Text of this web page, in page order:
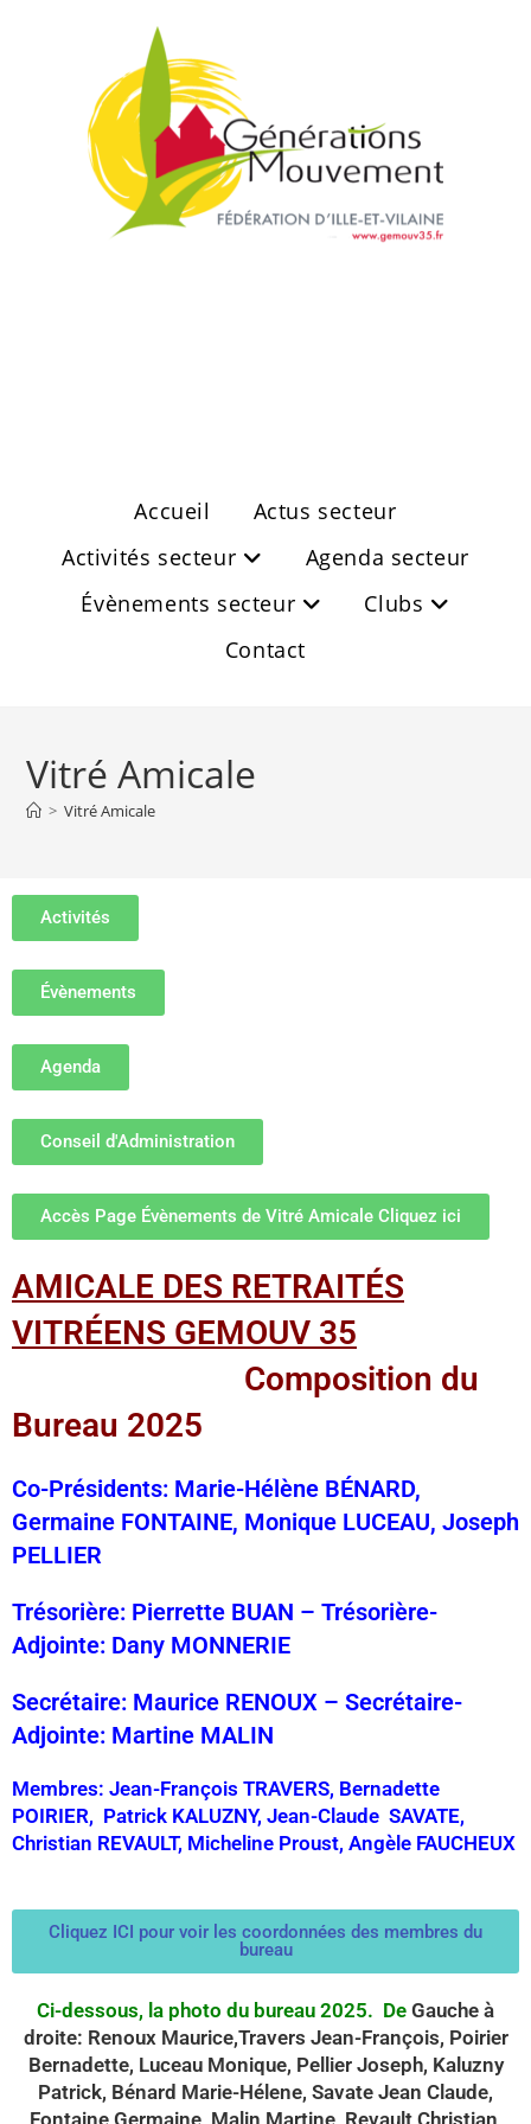
Accueil
Actus secteur
Activités secteur
Agenda secteur
Évènements secteur
Clubs
Contact
Vitré Amicale
> Vitré Amicale
Activités
Évènements
Agenda
Conseil d'Administration
Accès Page Évènements de Vitré Amicale Cliquez ici
AMICALE DES RETRAITÉS
VITRÉENS GEMOUV 35
Composition du
Bureau 2025
Co-Présidents: Marie-Hélène BÉNARD,
Germaine FONTAINE, Monique LUCEAU, Joseph
PELLIER
Trésorière: Pierrette BUAN – Trésorière-
Adjointe: Dany MONNERIE
Secrétaire: Maurice RENOUX – Secrétaire-
Adjointe: Martine MALIN
Membres: Jean-François TRAVERS, Bernadette
POIRIER, Patrick KALUZNY, Jean-Claude SAVATE,
Christian REVAULT, Micheline Proust, Angèle FAUCHEUX
Cliquez ICI pour voir les coordonnées des membres du
bureau
Ci-dessous, la photo du bureau 2025. De Gauche à
droite: Renoux Maurice,Travers Jean-François, Poirier
Bernadette, Luceau Monique, Pellier Joseph, Kaluzny
Patrick, Bénard Marie-Hélene, Savate Jean Claude,
Fontaine Germaine, Malin Martine, Revault Christian,